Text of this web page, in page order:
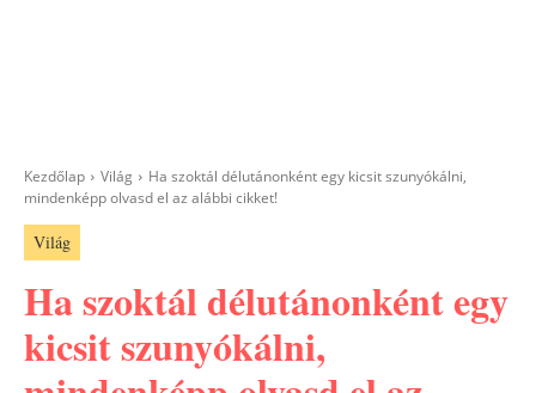
Kezdőlap Világ
Ha szoktál délutánonként egy kicsit szunyókálni,
mindenképp olvasd el az alábbi cikket!
Világ
Ha szoktál délutánonként egy
kicsit szunyókálni,